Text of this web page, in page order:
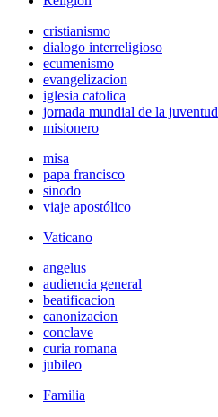
cristianismo
dialogo interreligioso
ecumenismo
evangelizacion
iglesia catolica
jornada mundial de la juventud
misionero
misa
papa francisco
sinodo
viaje apostólico
Vaticano
angelus
audiencia general
beatificacion
canonizacion
conclave
curia romana
jubileo
Familia